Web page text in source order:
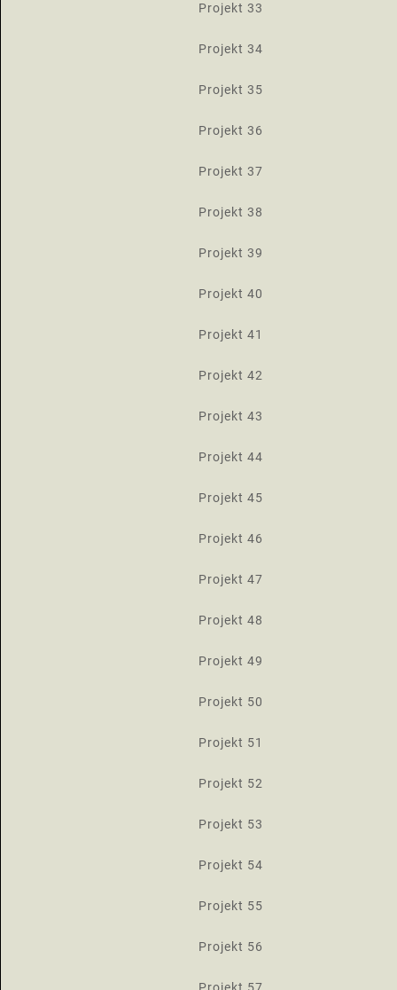
Projekt 33
Projekt 34
Projekt 35
Projekt 36
Projekt 37
Projekt 38
Projekt 39
Projekt 40
Projekt 41
Projekt 42
Projekt 43
Projekt 44
Projekt 45
Projekt 46
Projekt 47
Projekt 48
Projekt 49
Projekt 50
Projekt 51
Projekt 52
Projekt 53
Projekt 54
Projekt 55
Projekt 56